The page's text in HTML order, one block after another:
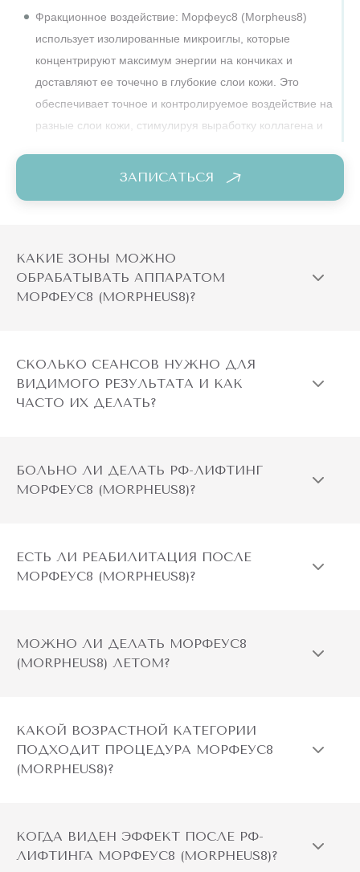
на ткани, решать более широкий спектр эстетических задач
и достигать результата всего за одну процедуру.
Фракционное воздействие: Морфеус8 (Morpheus8)
использует изолированные микроиглы, которые
концентрируют максимум энергии на кончиках и
доставляют ее точечно в глубокие слои кожи. Это
обеспечивает точное и контролируемое воздействие на
разные слои кожи, стимулируя выработку коллагена и
Глубина проникновения: Морфеус8 позволяет
регулировать глубину проникновения микроигл, что
участках.
минимизирует травматизацию кожи и сокращает
период реабилитации.
мощность РФ-энергии) позволяет адаптировать
процедуру под индивидуальные потребности каждого
Морфеус8 (Morpheus8) предлагает более глубокое и
контролируемое воздействие на кожу, что обеспечивает
ЗАПИСАТЬСЯ
КАКИЕ ЗОНЫ МОЖНО
ОБРАБАТЫВАТЬ АППАРАТОМ
МОРФЕУС8 (MORPHEUS8)?
СКОЛЬКО СЕАНСОВ НУЖНО ДЛЯ
ВИДИМОГО РЕЗУЛЬТАТА И КАК
ЧАСТО ИХ ДЕЛАТЬ?
БОЛЬНО ЛИ ДЕЛАТЬ РФ-ЛИФТИНГ
МОРФЕУС8 (MORPHEUS8)?
ЕСТЬ ЛИ РЕАБИЛИТАЦИЯ ПОСЛЕ
МОРФЕУС8 (MORPHEUS8)?
МОЖНО ЛИ ДЕЛАТЬ МОРФЕУС8
(MORPHEUS8) ЛЕТОМ?
КАКОЙ ВОЗРАСТНОЙ КАТЕГОРИИ
ПОДХОДИТ ПРОЦЕДУРА МОРФЕУС8
(MORPHEUS8)?
КОГДА ВИДЕН ЭФФЕКТ ПОСЛЕ РФ-
ЛИФТИНГА МОРФЕУС8 (MORPHEUS8)?